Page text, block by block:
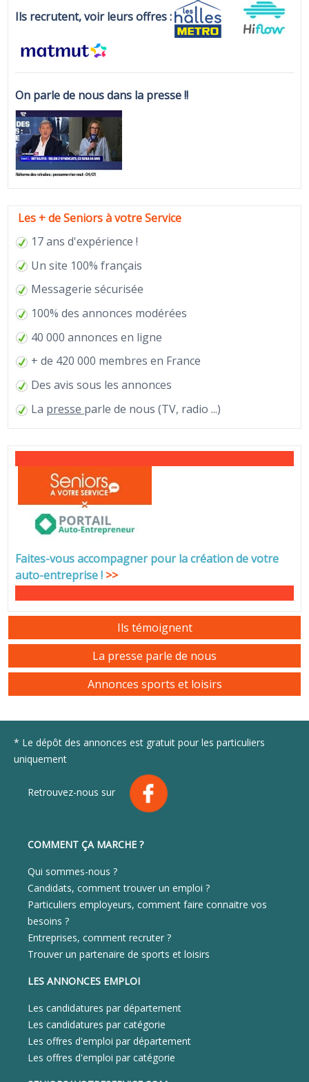
Ils recrutent, voir leurs offres :
On parle de nous dans la presse !!
Les + de Seniors à votre Service
17 ans d'expérience !
Un site 100% français
Messagerie sécurisée
100% des annonces modérées
40 000 annonces en ligne
+ de 420 000 membres en France
Des avis sous les annonces
La presse parle de nous (TV, radio ...)
Faites-vous accompagner pour la création de votre
auto-entreprise! >>
Ils témoignent
La presse parle de nous
Annonces sports et loisirs
* Le dépôt des annonces est gratuit pour les particuliers
uniquement
Retrouvez-nous sur
COMMENT ÇA MARCHE ?
Qui sommes-nous ?
Candidats, comment trouver un emploi ?
Particuliers employeurs, comment faire connaitre vos
besoins ?
Entreprises, comment recruter ?
Trouver un partenaire de sports et loisirs
LES ANNONCES EMPLOI
Les candidatures par département
Les candidatures par catégorie
Les offres d'emploi par département
Les offres d'emploi par catégorie